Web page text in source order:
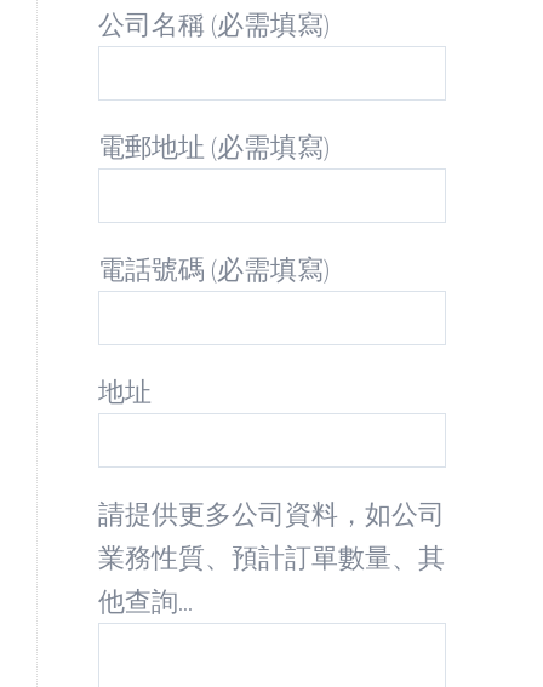
公司名稱 (必需填寫)
電郵地址 (必需填寫)
電話號碼 (必需填寫)
地址
請提供更多公司資料，如公司
業務性質、預計訂單數量、其
他查詢...